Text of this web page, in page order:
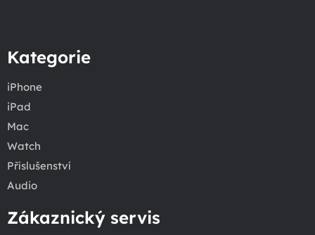
Kategorie
iPhone
iPad
Mac
Watch
Příslušenství
Audio
Zákaznický servis